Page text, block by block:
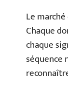
Le
Chaque
chaque
séquence